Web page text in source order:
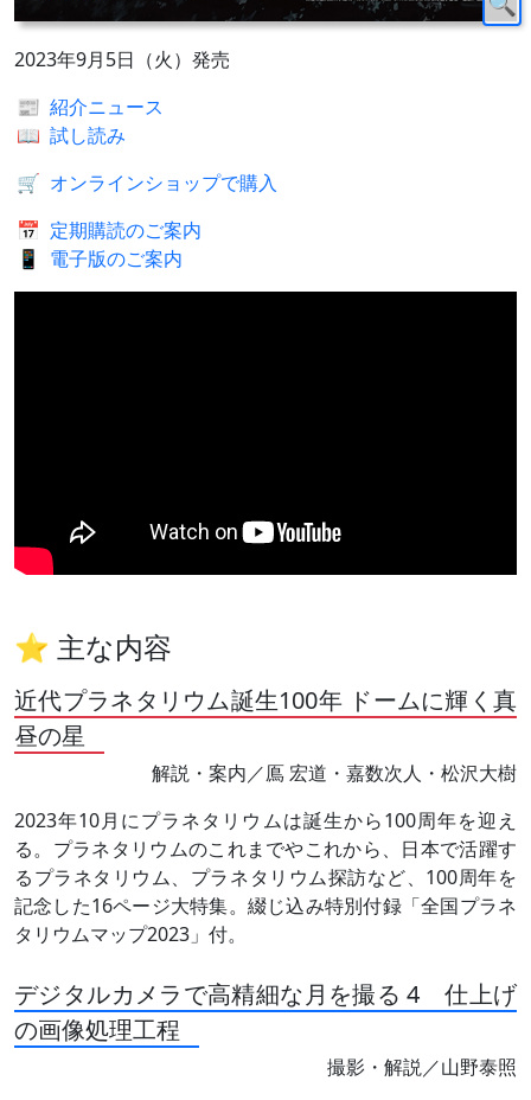
2023年9月5日（火）発売
📰 紹介ニュース
📖 試し読み
🛒 オンラインショップで購入
📅 定期購読のご案内
📱
電子版のご案内
⭐ 主な内容
近代プラネタリウム誕生100年 ドームに輝く真
昼の星
解説・案内／鳫 宏道・嘉数次人・松沢大樹
2023年10月にプラネタリウムは誕生から100周年を迎え
る。プラネタリウムのこれまでやこれから、日本で活躍す
るプラネタリウム、プラネタリウム探訪など、100周年を
記念した16ページ大特集。綴じ込み特別付録「全国プラネ
タリウムマップ2023」付。
デジタルカメラで高精細な月を撮る 4 仕上げ
の画像処理工程
撮影・解説／山野泰照